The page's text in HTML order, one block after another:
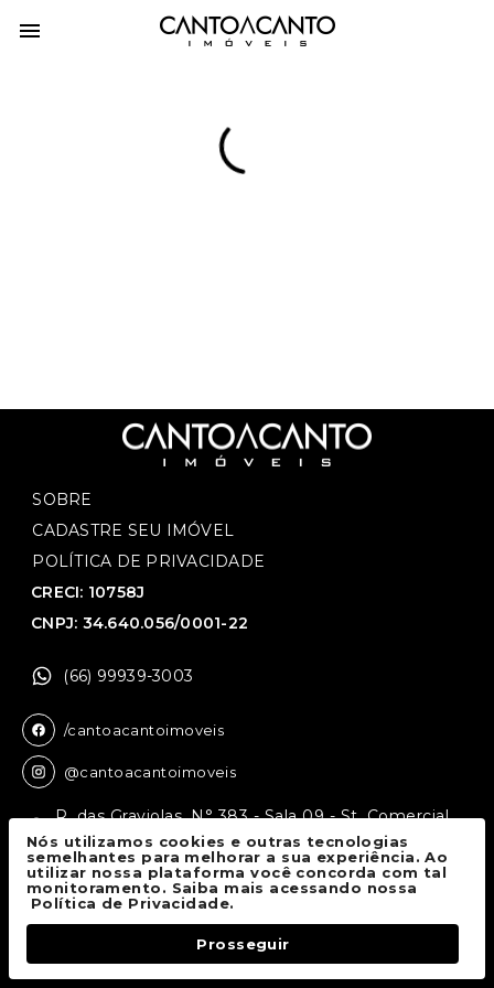
SOBRE
CADASTRE SEU IMÓVEL
POLÍTICA DE PRIVACIDADE
CRECI: 10758J
CNPJ: 34.640.056/0001-22
(66) 99939-3003
/cantoacantoimoveis
@cantoacantoimoveis
R. das Graviolas, N° 383 - Sala 09 - St. Comercial,
Sinop - MT, 78550-136
Canto a Canto Imóveis© 2026.
Todos os direitos reservados.
Nós utilizamos cookies e outras tecnologias
semelhantes para melhorar a sua experiência. Ao
utilizar nossa plataforma você concorda com tal
monitoramento. Saiba mais acessando nossa
Política de Privacidade.
Prosseguir